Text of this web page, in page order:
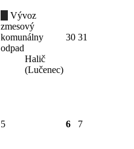
Vývoz
zmesový
komunálny
odpad
Halič
(Lučenec)
30 31
5 6 7